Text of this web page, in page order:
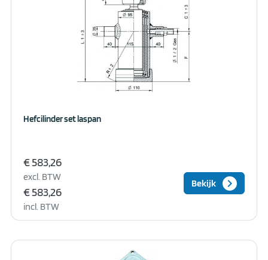
Hefcilinder set laspan
€ 583,26
excl. BTW
€ 583,26
incl. BTW
Bekijk keyboard_arrow_right